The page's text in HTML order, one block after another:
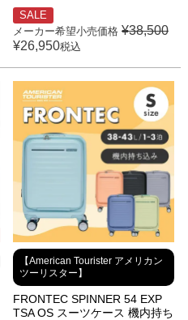
SALE
メーカー希望小売価格 ¥38,500
¥26,950税込
【American Tourister アメリカン
ツーリスター】
FRONTEC SPINNER 54 EXP
TSA OS スーツケース 機内持ち